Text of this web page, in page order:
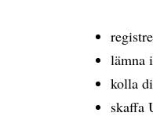
lämna
kolla
skaffa